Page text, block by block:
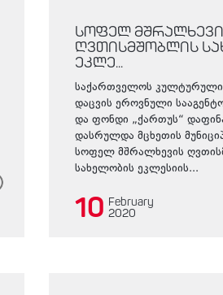
სოფელ
ღვთისმშობლის
ეკლე...
საქართველოს კულტურული
დაცვის ეროვნული
და ფონდი „ქართუს“
დასრულდა მცხეთის
სოფელ მშრალხევის
სახელობის ეკლესიის...
10 February
2020